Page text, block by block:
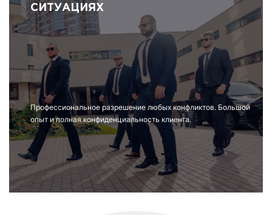
СИТУАЦИЯХ
Профессиональное разрешение любых конфликтов. Большой
опыт и полная конфиденциальность клиента.